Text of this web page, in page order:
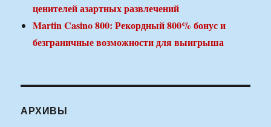
ценителей азартных развлечений
Martin Casino 800: Рекордный 800% бонус и
безграничные возможности для выигрыша
АРХИВЫ